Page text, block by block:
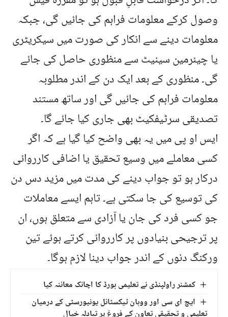
وصول کرکے معلومات فراہم کی جائیں گی، جبکہ
معلومات دینے سے انکار کی صورت میں سیکریٹری
یا چیئرمین سینیٹ سے منظوری حاصل کی جائے
گی۔ منظوری کے بعد ایک دن کے اندر مطلوبہ
معلومات فراہم کی جائیں گی اور ساتھ مستند
تصدیقی سرٹیفکیٹ بھی جاری کیا جائے گا۔
ایس او پی میں یہ بھی واضح کیا گیا ہے کہ اگر
کسی معاملے میں وسیع تحقیق یا اضافی کارروائی
درکار ہو تو جواب دینے کی مدت میں مزید دس دن
کی توسیع کی جا سکتی ہے۔ تاہم ایسے معاملات
جو کسی فرد کی جان یا آزادی سے متعلق ہوں، ان
پر ترجیحی بنیادوں پر کارروائی کرتے ہوئے تین
ورکنگ دنوں کے اندر جواب دینا لازم ہوگا۔
کمشنر راولپنڈی نے تعلیمی بورڈ کا اچانک معائنہ کیا
ایچ ای سی اور ووہان ٹیکسٹائل یونیورسٹی کے درمیان
تعلیمی و تحقیقی تعاون کے فروغ پر تبادلہ خیال